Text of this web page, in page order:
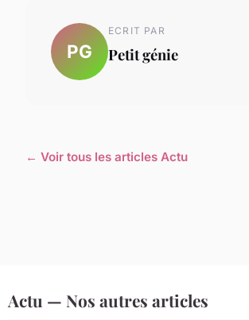
PG
ECRIT PAR
Petit génie
← Voir tous les articles Actu
Actu — Nos autres articles